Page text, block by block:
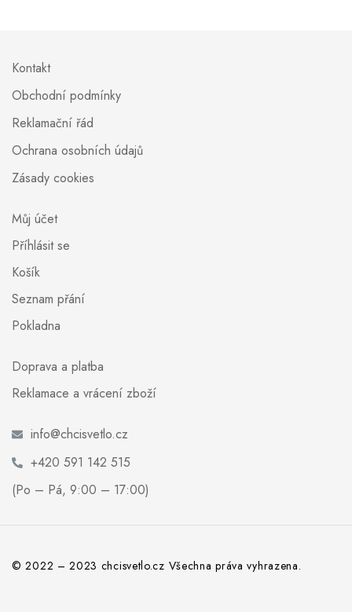
Kontakt
Obchodní podmínky
Reklamační řád
Ochrana osobních údajů
Zásady cookies
Můj účet
Příhlásit se
Košík
Seznam přání
Pokladna
Doprava a platba
Reklamace a vrácení zboží
info@chcisvetlo.cz
+420 591 142 515
(Po – Pá, 9:00 – 17:00)
© 2022 – 2023 chcisvetlo.cz Všechna práva vyhrazena.